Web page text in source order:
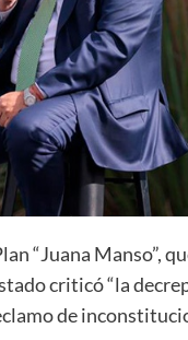
“Juana Manso”,
criticó “la
de